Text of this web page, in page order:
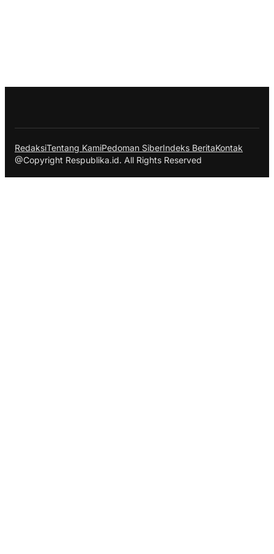
RedaksiTentang KamiPedoman SiberIndeks BeritaKontak
@Copyright Respublika.id. All Rights Reserved